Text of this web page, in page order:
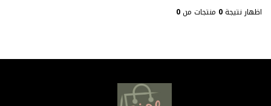
اظهار نتيجة 0 منتجات من 0